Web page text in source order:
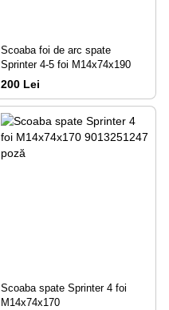
Scoaba foi de arc spate
Sprinter 4-5 foi M14x74x190
200 Lei
Scoaba spate Sprinter 4 foi
M14x74x170